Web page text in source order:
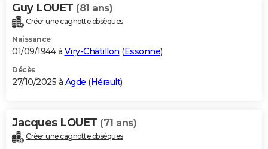
Guy LOUET (81 ans)
Créer une cagnotte obsèques
Naissance
01/09/1944 à Viry-Châtillon (Essonne)
Décès
27/10/2025 à Agde (Hérault)
Jacques LOUET (71 ans)
Créer une cagnotte obsèques